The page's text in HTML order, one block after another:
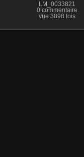
LM_0033821
0 commentaire
vue 3898 fois